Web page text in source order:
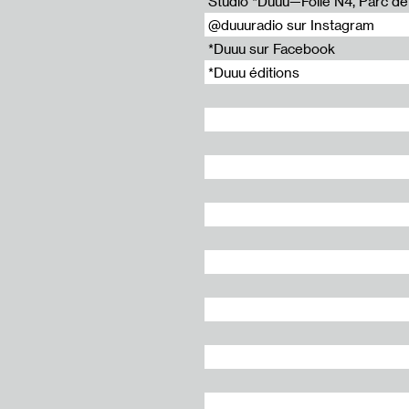
*Nume* #2
Liens externes
DOC!
Tags
Milo
Alexandru Balgiu
Thierry Chancogne
Jérôme Dupeyrat
Exposer Publier
It’s Our Playground
Roxane Jubert
Claire Le Restif
Sophie T. Lvoff
Roxanne Maillet
@duuuradio sur Instagram
*Duuu sur Facebook
*Duuu éditions